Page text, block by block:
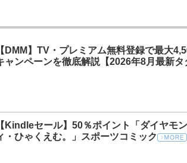
【DMM】TV・プレミアム無料登録で最大
ャンペーンを徹底解説【2026年8月最新タ
【Kindleセール】50％ポイント「ダイヤモ
・ひゃくえむ。」スポーツコミック